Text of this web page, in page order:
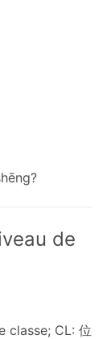
de
classe; CL: 位